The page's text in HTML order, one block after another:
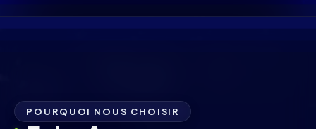
POURQUOI NOUS CHOISIR